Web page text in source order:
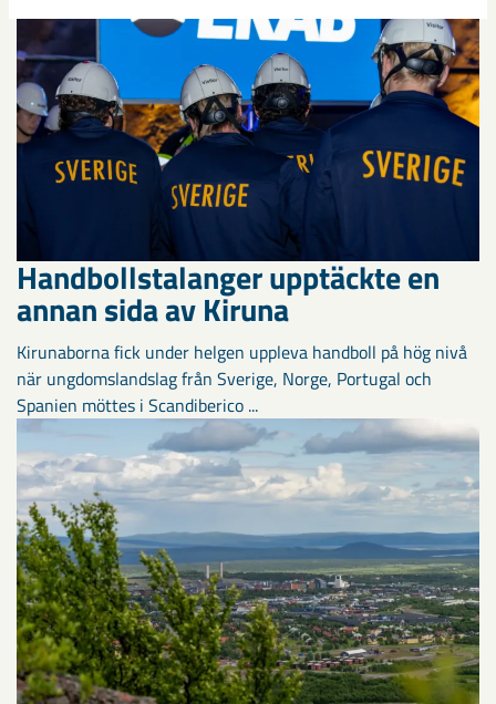
Handbollstalanger upptäckte en
annan sida av Kiruna
Kirunaborna fick under helgen uppleva handboll på hög nivå
när ungdomslandslag från Sverige, Norge, Portugal och
Spanien möttes i Scandiberico ...